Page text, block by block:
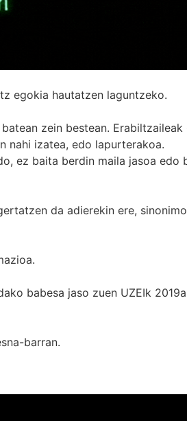
egokia hautatzen laguntzeko.
zein bestean. Erabiltzaileak
nahi izatea, edo lapurterakoa.
ez baita berdin maila jasoa edo
da adierekin ere,
babesa jaso zuen UZEIk
barran.